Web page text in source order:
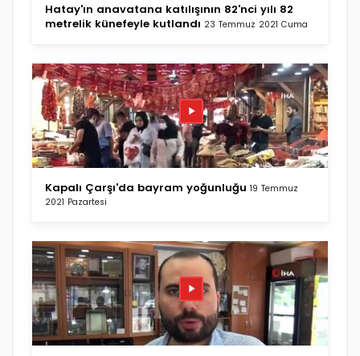
Hatay'ın anavatana katılışının 82'nci yılı 82
metrelik künefeyle kutlandı 23 Temmuz 2021 Cuma
Kapalı Çarşı'da bayram yoğunluğu 19 Temmuz
2021 Pazartesi